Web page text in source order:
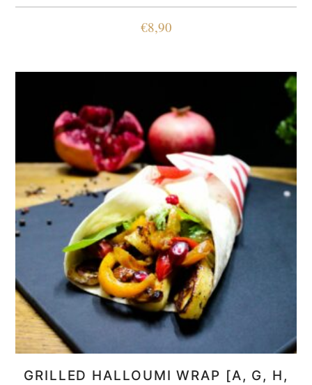
€8,90
GRILLED HALLOUMI WRAP [A, G, H,